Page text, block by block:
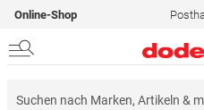
Online-Shop